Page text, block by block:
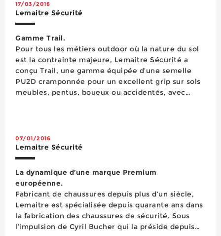
17/03/2016
Lemaitre Sécurité
Gamme Trail.
Pour tous les métiers outdoor où la nature du sol
est la contrainte majeure, Lemaitre Sécurité a
conçu Trail, une gamme équipée d’une semelle
PU2D cramponnée pour un excellent grip sur sols
meubles, pentus, boueux ou accidentés, avec
07/01/2016
Lemaitre Sécurité
La dynamique d’une marque Premium
européenne.
Fabricant de chaussures depuis plus d’un siècle,
Lemaitre est spécialisée depuis quarante ans dans
la fabrication des chaussures de sécurité. Sous
l’impulsion de Cyril Bucher qui la préside depuis